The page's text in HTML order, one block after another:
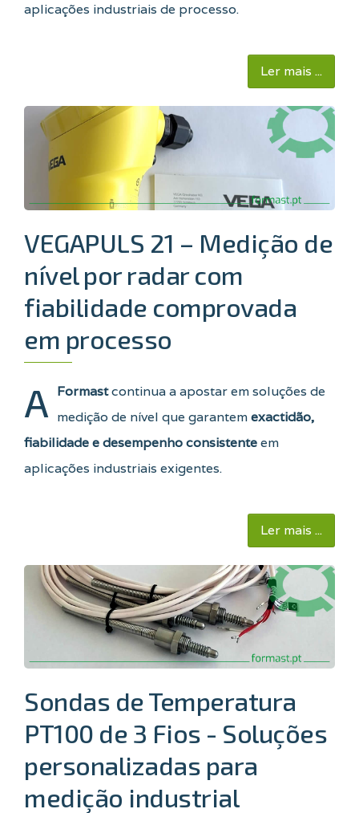
aplicações industriais de processo.
Ler mais ...
VEGAPULS 21 – Medição de
nível por radar com
fiabilidade comprovada
em processo
A Formastcontinua a apostar em soluções de
medição de nível que garantemexactidão,
fiabilidade e desempenho consistenteem
aplicações industriais exigentes.
Ler mais ...
Sondas de Temperatura
PT100 de 3 Fios - Soluções
personalizadas para
medição industrial